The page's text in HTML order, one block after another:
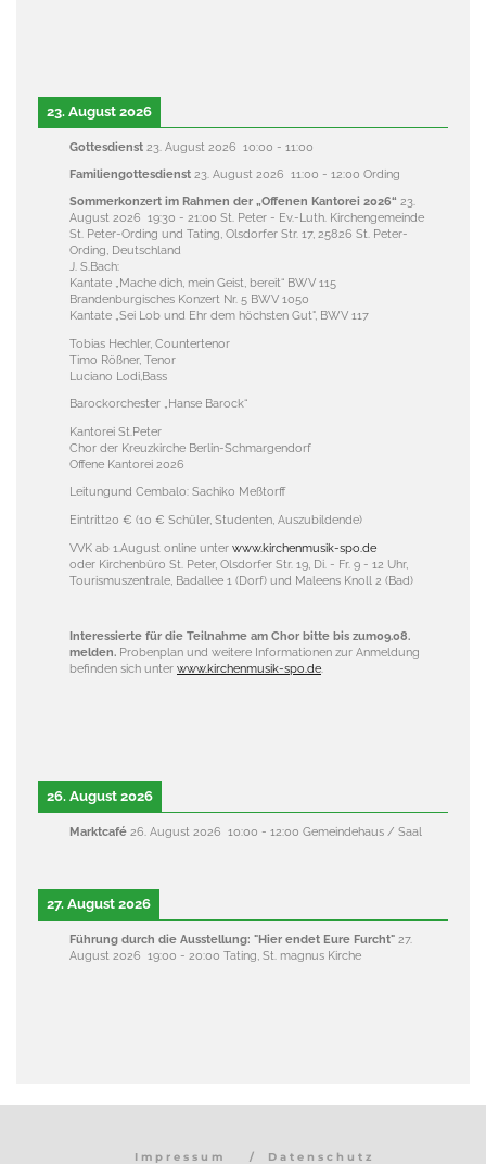
23. August 2026
Gottesdienst 23. August 2026 10:00 - 11:00
Familiengottesdienst 23. August 2026 11:00 - 12:00 Ording
Sommerkonzert im Rahmen der „Offenen Kantorei 2026“ 23.
August 2026 19:30 - 21:00 St. Peter - Ev.-Luth. Kirchengemeinde
St. Peter-Ording und Tating, Olsdorfer Str. 17, 25826 St. Peter-
Ording, Deutschland
J. S.Bach:
Kantate „Mache dich, mein Geist, bereit“ BWV 115
Brandenburgisches Konzert Nr. 5 BWV 1050
Kantate „Sei Lob und Ehr dem höchsten Gut", BWV 117
Tobias Hechler, Countertenor
Timo Rößner, Tenor
Luciano Lodi,Bass
Barockorchester „Hanse Barock“
Kantorei St.Peter
Chor der Kreuzkirche Berlin-Schmargendorf
Offene Kantorei 2026
Leitungund Cembalo: Sachiko Meßtorff
Eintritt20 € (10 € Schüler, Studenten, Auszubildende)
VVK ab 1.August online unter www.kirchenmusik-spo.de
oder Kirchenbüro St. Peter, Olsdorfer Str. 19, Di. - Fr. 9 - 12 Uhr,
Tourismuszentrale, Badallee 1 (Dorf) und Maleens Knoll 2 (Bad)
Interessierte für die Teilnahme am Chor bitte bis zum09.08.
melden. Probenplan und weitere Informationen zur Anmeldung
befinden sich unter www.kirchenmusik-spo.de
26. August 2026
Marktcafé 26. August 2026 10:00 - 12:00 Gemeindehaus / Saal
27. August 2026
Führung durch die Ausstellung: "Hier endet Eure Furcht" 27.
August 2026 19:00 - 20:00 Tating, St. magnus Kirche
Impressum Datenschutz